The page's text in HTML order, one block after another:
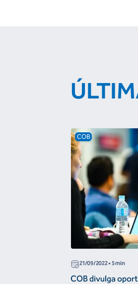
COB
21/09/2022• 5 min
COB divulga